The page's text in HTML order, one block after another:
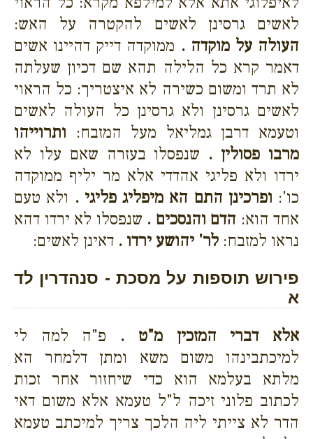
לאשים גרסינן לאשים להקטרה על האש:
העולה על מוקדה . ממוקדה דייק דהיינו אשים
דאמר קרא כל הלילה תהא שם דכיון שעלתה
לא תרד ומשום כשירה לא איצטריך: כל הראוי
לאשים גרסינן ולא גרסינן כל העולה לאשים
וטעמא דרבן גמליאל מעל המזבח: ותרוייהו
מרבו פסולין . שנפסלו בעזרה שאם עלו לא
ירדו ולא פליגי אהדדי אלא מר יליף ממוקדה
כו': ופרכינן התם הא מיפליג פליגי . ולא טעם
אחד הוא: הדם והנסכים . שנפסלו לא ירדו דהא
נראו למזבח: לר' יהושע ירדו . דאינן לאשים:
פירוש תוספות על מסכת - סנהדרין לד
א
אלא דברי המזכין מ"ט . פ"ה למה לי
למיכתבינהו משום משא ומתן דלמחר הא
מלתא בעלמא הוא כדי שיחזור אחר זכות
לכתוב פלוני זיכה ל"ל טעמא אלא משום דאי
הדר לא צייתי ליה הלכך צריך למיכתב טעמא